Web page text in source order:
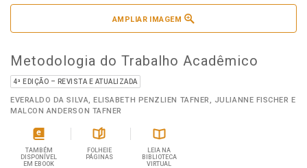
AMPLIAR IMAGEM
Metodologia do Trabalho Acadêmico
4ª EDIÇÃO – REVISTA E ATUALIZADA
EVERALDO DA SILVA, ELISABETH PENZLIEN TAFNER, JULIANNE FISCHER E
MALCON ANDERSON TAFNER
TAMBÉM
DISPONÍVEL
EM EBOOK
FOLHEIE
PÁGINAS
LEIA NA
BIBLIOTECA
VIRTUAL